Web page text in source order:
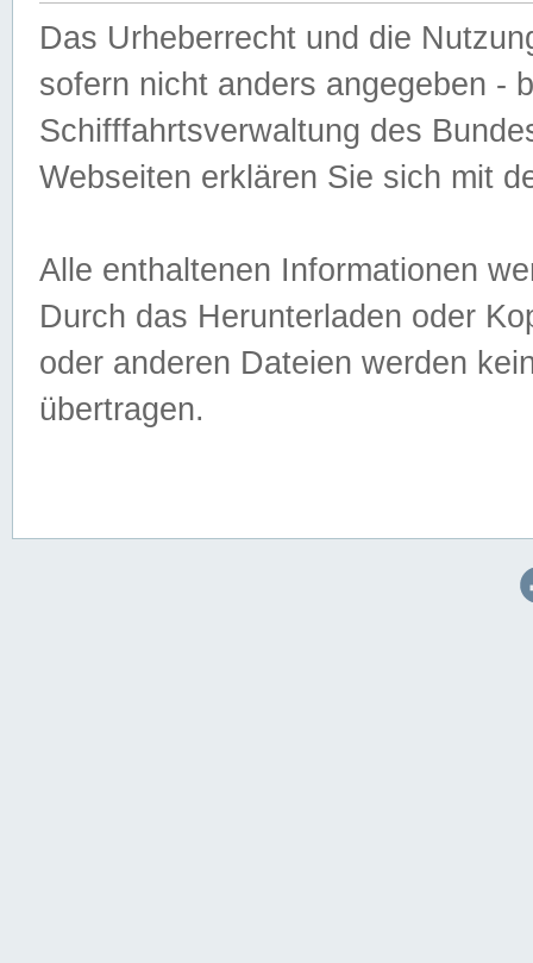
Das Urheberrecht und die
sofern nicht anders angegeben -
Schifffahrtsverwaltung des
Webseiten erklären Sie sich mit
Alle enthaltenen Informationen
Durch das Herunterladen oder
oder anderen Dateien werden
übertragen.